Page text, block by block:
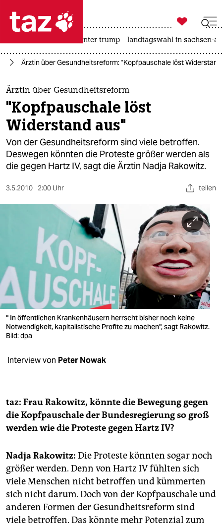
 taz zahl ich
taz zahl ich
themen
politik
öko
gesellschaft
sport
wahrheit
verlag
verlag
veranstaltungen
abo
genossenschaft

taz zahl ich
usa unter trump landtagswahl in sachsen-
Ärztin über Gesundheitsreform: "Kopfpauschale löst
Ärztin über Gesundheitsreform
"Kopfpauschale löst
Widerstand aus"
Von der Gesundheitsreform sind viele betroffen.
Deswegen könnten die Proteste größer werden als
die gegen Hartz IV, sagt die Ärztin Nadja Rakowitz.
3.5.2010 2:00 Uhr teilen
" In öffentlichen Krankenhäusern herrscht bisher noch keine
Notwendigkeit, kapitalistische Profite zu machen", sagt Rakowitz.
Bild: dpa
Interview von Peter Nowak
taz: Frau Rakowitz, könnte die Bewegung gegen
die Kopfpauschale der Bundesregierung so groß
werden wie die Proteste gegen Hartz IV?
Nadja Rakowitz: Die Proteste könnten sogar noch
größer werden. Denn von Hartz IV fühlten sich
viele Menschen nicht betroffen und kümmerten
sich nicht darum. Doch von der Kopfpauschale und
anderen Formen der Gesundheitsreform sind
viele betroffen. Das könnte mehr Potenzial zum